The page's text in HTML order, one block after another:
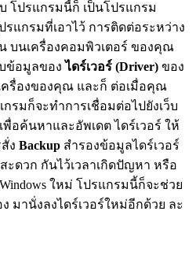
โปรแกรมนี้ก็ เป็นโปรแกรม
รแกรมที่เอาไว้ การติดต่อระหว่าง
น บนเครื่องคอมพิวเตอร์ ของคุณ
ข้อมูลของ ไดร์เวอร์ (Driver) ของ
ครื่องของคุณ และก็ ต่อเมื่อคุณ
รมก็จะทำการเชื่อมต่อไปยังเว็บ
พื่อค้นหาและอัพเดต ไดร์เวอร์ ให้
ง Backup สำรองข้อมูลไดร์เวอร์
ดวก กันไว้เวลาเกิดปัญหา หรือ
ใหม่ โปรแกรมนี้ก็จะช่วย
มานั่งลงไดร์เวอร์ใหม่อีกด้วย ละ